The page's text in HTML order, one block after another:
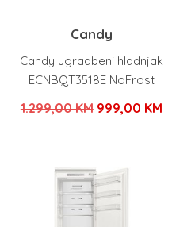
Candy
Candy ugradbeni hladnjak
ECNBQT3518E NoFrost
1.299,00KM Izvorna
je:
1.299,00 KM.
999,00 KM